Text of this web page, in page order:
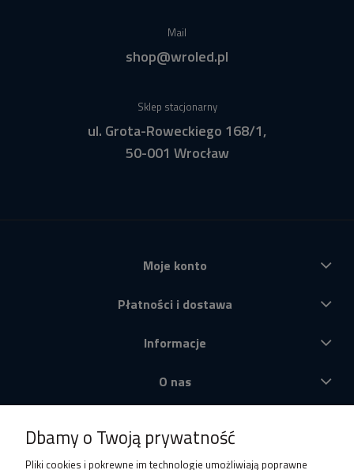
Mail
shop@wroled.pl
Sklep stacjonarny
ul. Grota-Roweckiego 168/1,
50-001 Wrocław
Moje konto
Płatności i dostawa
Informacje
O nas
Dbamy o Twoją prywatność
Pliki cookies i pokrewne im technologie umożliwiają poprawne